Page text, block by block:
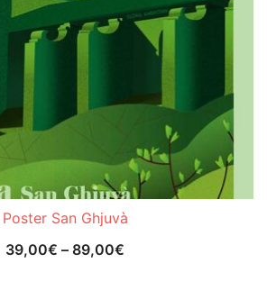
Poster San Ghjuvà
39,00€ – 89,00€